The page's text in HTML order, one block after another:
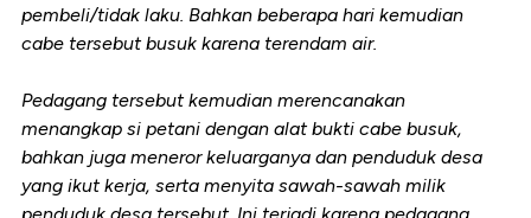
pembeli/tidak laku. Bahkan beberapa hari kemudian
cabe tersebut busuk karena terendam air.
Pedagang tersebut kemudian merencanakan
menangkap si petani dengan alat bukti cabe busuk,
bahkan juga meneror keluarganya dan penduduk desa
yang ikut kerja, serta menyita sawah-sawah milik
penduduk desa tersebut. Ini terjadi karena pedagang